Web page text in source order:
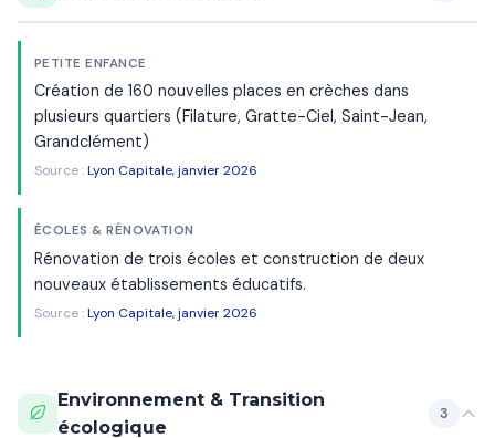
PETITE ENFANCE
Création de 160 nouvelles places en crèches dans
plusieurs quartiers (Filature, Gratte-Ciel, Saint-Jean,
Grandclément)
Source :Lyon Capitale, janvier 2026
ÉCOLES & RÉNOVATION
Rénovation de trois écoles et construction de deux
nouveaux établissements éducatifs.
Source :Lyon Capitale, janvier 2026
Environnement & Transition
écologique
3